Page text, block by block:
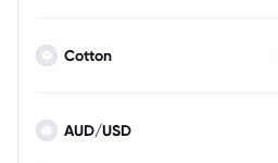
Cotton
AUD/USD